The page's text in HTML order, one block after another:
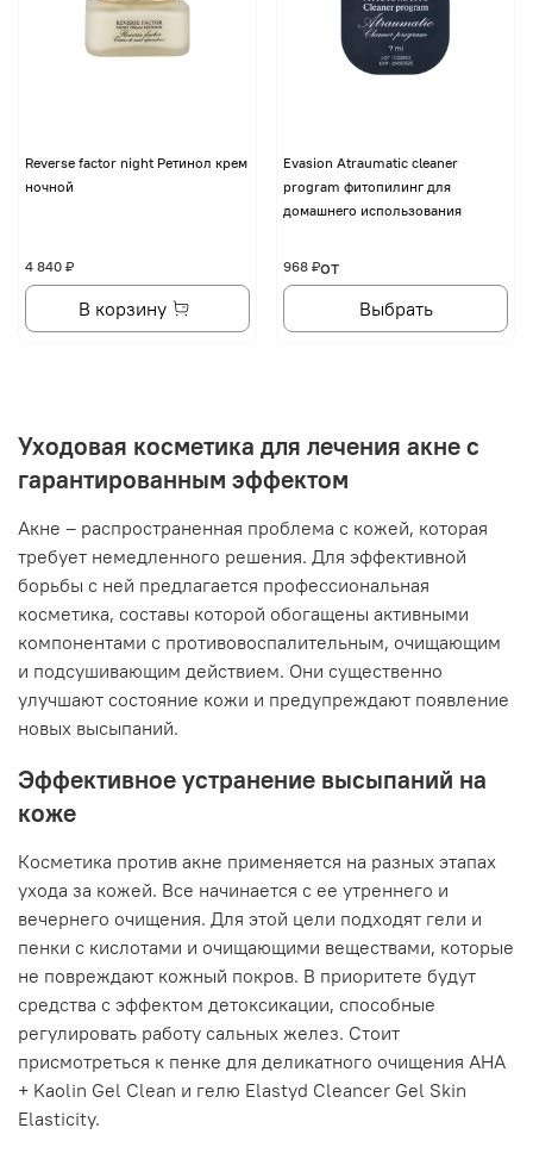
Reverse factor night Ретинол крем
ночной
4 840 ₽
В корзину
Evasion Atraumatic cleaner
program фитопилинг для
домашнего использования
от
968 ₽
Выбрать
Уходовая косметика для лечения акне с
гарантированным эффектом
Акне – распространенная проблема с кожей, которая
требует немедленного решения. Для эффективной
борьбы с ней предлагается профессиональная
косметика, составы которой обогащены активными
компонентами с противовоспалительным, очищающим
и подсушивающим действием. Они существенно
улучшают состояние кожи и предупреждают появление
новых высыпаний.
Эффективное устранение высыпаний на
коже
Косметика против акне применяется на разных этапах
ухода за кожей. Все начинается с ее утреннего и
вечернего очищения. Для этой цели подходят гели и
пенки с кислотами и очищающими веществами, которые
не повреждают кожный покров. В приоритете будут
средства с эффектом детоксикации, способные
регулировать работу сальных желез. Стоит
присмотреться к пенке для деликатного очищения AHA
+ Kaolin Gel Clean и гелю Elastyd Cleancer Gel Skin
Elasticity.